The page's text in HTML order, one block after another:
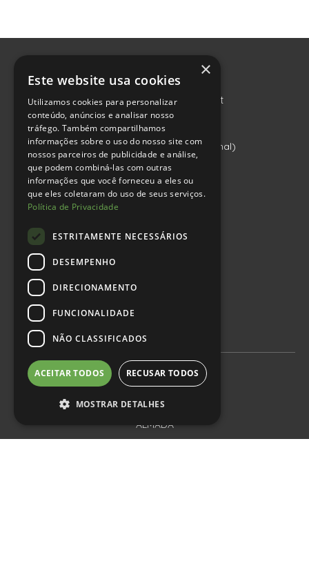
geral@sushinthehouse.pt
212 534 093
(chamada para rede fixa nacional)
HORÁRIO
Sexta e Sábado:
REDES SOCIAIS
ALMADA
×
Este website usa cookies
Utilizamos cookies para personalizar
conteúdo, anúncios e analisar nosso
tráfego. Também compartilhamos
informações sobre o uso do nosso site com
nossos parceiros de publicidade e análise,
que podem combiná-las com outras
informações que você forneceu a eles ou
que eles coletaram do uso de seus serviços.
Política de Privacidade
ESTRITAMENTE NECESSÁRIOS
DESEMPENHO
DIRECIONAMENTO
FUNCIONALIDADE
NÃO CLASSIFICADOS
ACEITAR TODOS RECUSAR TODOS
MOSTRAR DETALHES